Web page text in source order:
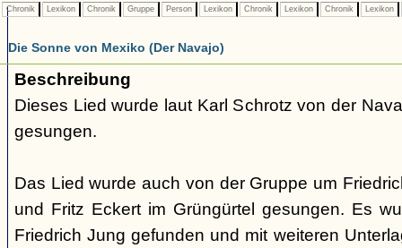
Chronik Lexikon Chronik Gruppe Person Lexikon Chronik Lexikon Chronik Lexikon
Die Sonne von Mexiko (Der Navajo)
Beschreibung
Dieses Lied wurde laut Karl Schrotz von der
gesungen.
Das Lied wurde auch von der Gruppe um
und Fritz Eckert im Grüngürtel gesungen. Es
Friedrich Jung gefunden und mit weiteren